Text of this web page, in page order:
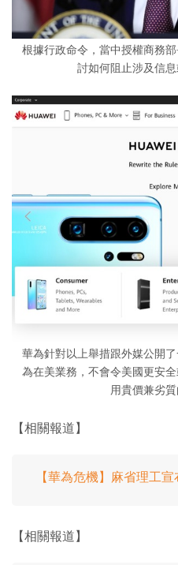
根據行政命令，當中授權商務
討如何阻止涉及信息
華為針對以上舉措跟外媒公開
為在美業務，不會令美國更安
用貴價兼劣質
【相關報道】
【華為危機】麻省理工
【相關報道】